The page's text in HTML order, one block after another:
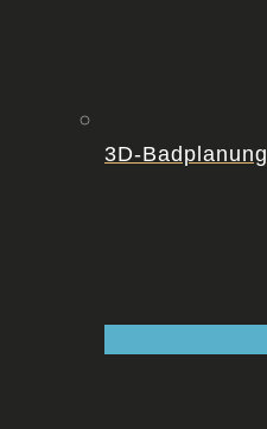
3D-Badplanung